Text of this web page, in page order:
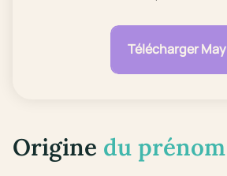
Télécharger May
Origine du prénom